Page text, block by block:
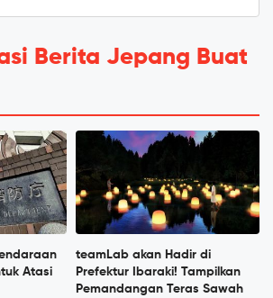
Berita Jepang Buat
Atasi
teamLab akan Hadir di
Prefektur Ibaraki! Tampilkan
Pemandangan Teras Sawah